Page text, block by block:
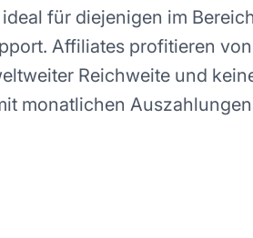
für diejenigen im Bereich
Affiliates profitieren
Reichweite und
monatlichen